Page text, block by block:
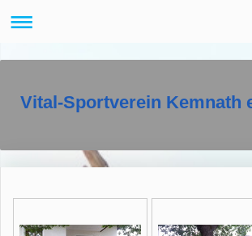
Vital-Sportverein Kemnath